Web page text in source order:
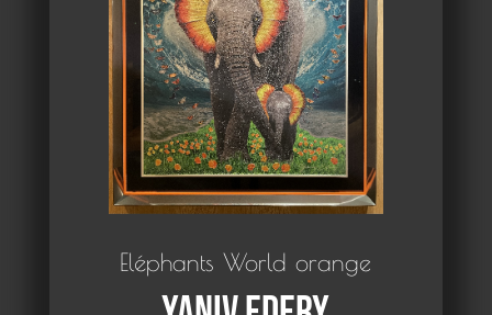
Eléphants World orange